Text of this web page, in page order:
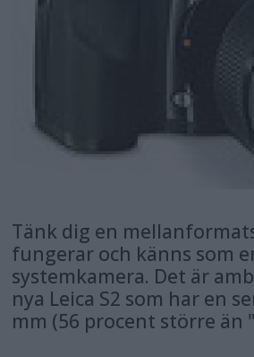
Tänk dig en
fungerar och känns som
systemkamera. Det är
nya Leica S2 som har en
mm (56 procent större